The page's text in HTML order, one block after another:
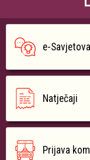
e-
Natječaji
Prijava